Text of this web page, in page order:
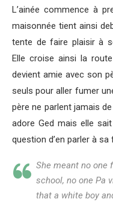
L’ainée commence à
maisonnée tient ainsi
tente de faire plaisir à
Elle croise ainsi la
devient amie avec son
seuls pour aller fumer
père ne parlent jamais de
adore Ged mais elle
question d’en parler à
She meant no one
school, no one Pa
that a white boy